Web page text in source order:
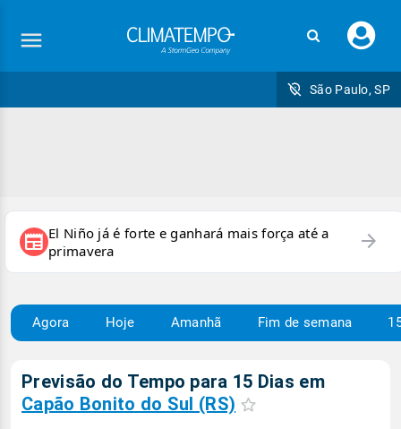
seu
São Paulo, SP
newspaper El Niño já é forte e ganhará mais força até a
primavera
arrow_forward
Agora Hoje Amanhã Fim de semana
Previsão do Tempo para 15 Dias em
Capão Bonito do Sul (RS)